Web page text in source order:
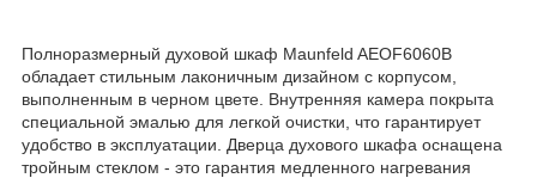
Полноразмерный духовой шкаф Maunfeld AEOF6060B
обладает стильным лаконичным дизайном с корпусом,
выполненным в черном цвете. Внутренняя камера покрыта
специальной эмалью для легкой очистки, что гарантирует
удобство в эксплуатации. Дверца духового шкафа оснащена
тройным стеклом - это гарантия медленного нагревания